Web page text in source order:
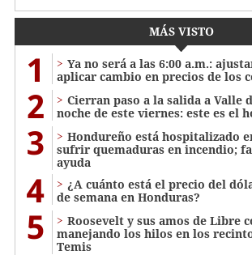
MÁS VISTO
1
Ya no será a las 6:00 a.m.:
aplicar cambio en precios de los
2
Cierran paso a la salida a Valle
noche de este viernes: este es el
3
Hondureño está hospitalizado
sufrir quemaduras en incendio;
ayuda
4
¿A cuánto está el precio del
de semana en Honduras?
5
Roosevelt y sus amos de Libre
manejando los hilos en los
Temis